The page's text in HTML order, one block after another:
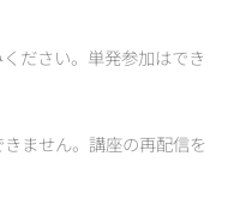
ださい。単発参加はでき
ません。講座の再配信を